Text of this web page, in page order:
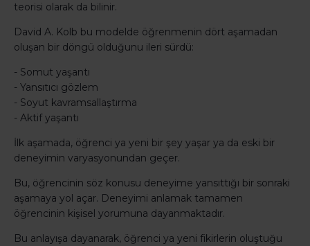
teorisi olarak da bilinir.
David A. Kolb bu modelde öğrenmenin dört aşamadan
oluşan bir döngü olduğunu ileri sürdü:
- Somut yaşantı
- Yansıtıcı gözlem
- Soyut kavramsallaştırma
- Aktif yaşantı
İlk aşamada, öğrenci ya yeni bir şey yaşar ya da eski bir
deneyimin varyasyonundan geçer.
Bu, öğrencinin söz konusu deneyime yansıttığı bir sonraki
aşamaya yol açar. Deneyimi anlamak tamamen
öğrencinin kişisel yorumuna dayanmaktadır.
Bu anlayışa dayanarak, öğrenci ya yeni fikirlerin oluştuğu